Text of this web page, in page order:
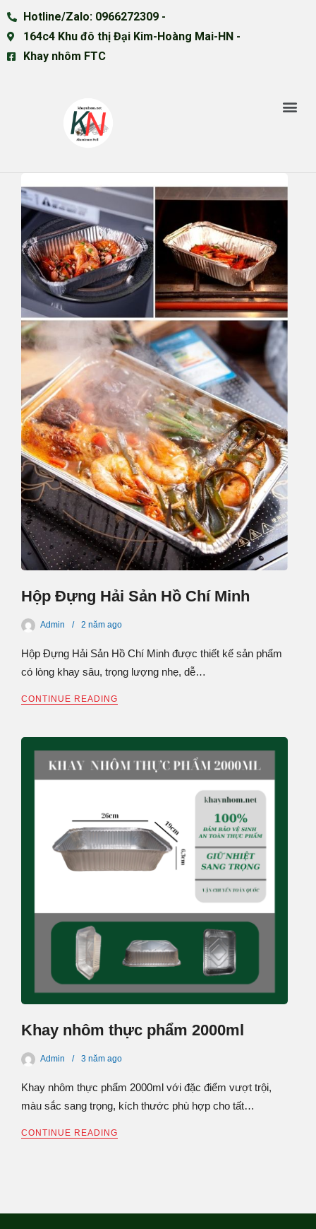
Hotline/Zalo: 0966272309 -
164c4 Khu đô thị Đại Kim-Hoàng Mai-HN -
Khay nhôm FTC
Hộp Đựng Hải Sản Hồ Chí Minh
Admin 2 năm ago
Hộp Đựng Hải Sản Hồ Chí Minh được thiết kế sản phẩm
có lòng khay sâu, trọng lượng nhẹ, dễ…
CONTINUE READING
Khay nhôm thực phẩm 2000ml
Admin 3 năm ago
Khay nhôm thực phẩm 2000ml với đặc điểm vượt trội,
màu sắc sang trọng, kích thước phù hợp cho tất…
CONTINUE READING